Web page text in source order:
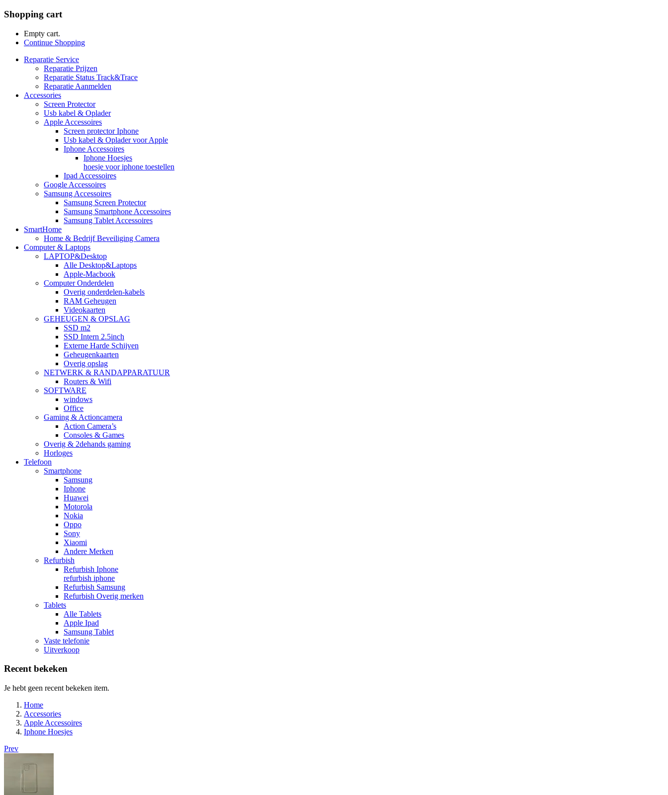
Shopping cart
Empty cart.
Continue Shopping
Reparatie Service
Reparatie Prijzen
Reparatie Status Track&Trace
Reparatie Aanmelden
Accessories
Screen Protector
Usb kabel & Oplader
Apple Accessoires
Screen protector Iphone
Usb kabel & Oplader voor Apple
Iphone Accessoires
Iphone Hoesjes
hoesje voor iphone toestellen
Ipad Accessoires
Google Accessoires
Samsung Accessoires
Samsung Screen Protector
Samsung Smartphone Accessoires
Samsung Tablet Accessoires
SmartHome
Home & Bedrijf Beveiliging Camera
Computer & Laptops
LAPTOP&Desktop
Alle Desktop&Laptops
Apple-Macbook
Computer Onderdelen
Overig onderdelen-kabels
RAM Geheugen
Videokaarten
GEHEUGEN & OPSLAG
SSD m2
SSD Intern 2.5inch
Externe Harde Schijven
Geheugenkaarten
Overig opslag
NETWERK & RANDAPPARATUUR
Routers & Wifi
SOFTWARE
windows
Office
Gaming & Actioncamera
Action Camera’s
Consoles & Games
Overig & 2dehands gaming
Horloges
Telefoon
Smartphone
Samsung
Iphone
Huawei
Motorola
Nokia
Oppo
Sony
Xiaomi
Andere Merken
Refurbish
Refurbish Iphone
refurbish iphone
Refurbish Samsung
Refurbish Overig merken
Tablets
Alle Tablets
Apple Ipad
Samsung Tablet
Vaste telefonie
Uitverkoop
Recent bekeken
Je hebt geen recent bekeken item.
Home
Accessories
Apple Accessoires
Iphone Hoesjes
Prev